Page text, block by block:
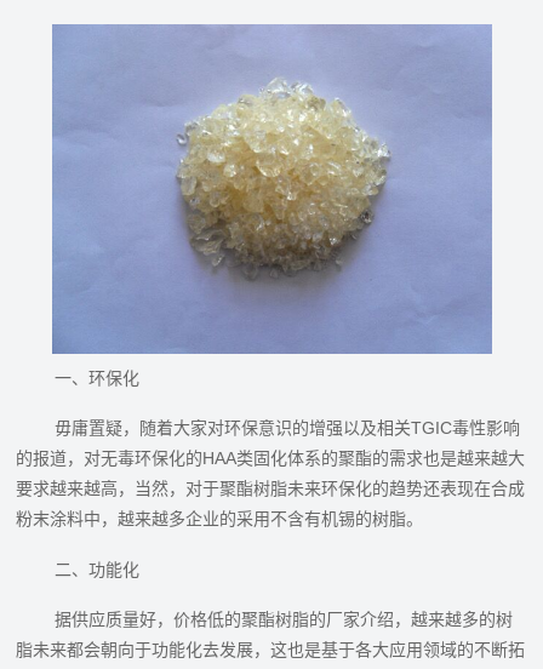
一、环保化
毋庸置疑，随着大家对环保意识的增强以及相关TGIC毒性影响
的报道，对无毒环保化的HAA类固化体系的聚酯的需求也是越来越大
要求越来越高，当然，对于聚酯树脂未来环保化的趋势还表现在合成
粉末涂料中，越来越多企业的采用不含有机锡的树脂。
二、功能化
据供应质量好，价格低的聚酯树脂的厂家介绍，越来越多的树
脂未来都会朝向于功能化去发展，这也是基于各大应用领域的不断拓